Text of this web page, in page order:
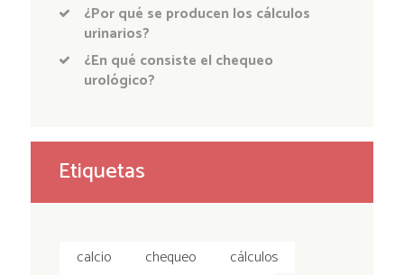
¿Por qué se producen los cálculos
urinarios?
¿En qué consiste el chequeo
urológico?
Etiquetas
calcio chequeo
cálculos